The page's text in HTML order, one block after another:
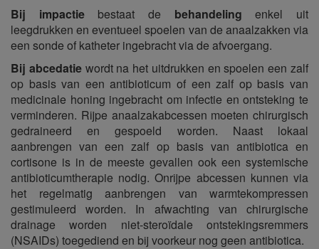
Bij impactiebestaat de behandeling enkel uit
leegdrukken en eventueel spoelen van de anaalzakken via
een sonde of katheter ingebracht via de afvoergang.
Bij abcedatiewordt na het uitdrukken en spoelen een zalf
op basis van een antibioticum of een zalf op basis van
medicinale honing ingebracht om infectie en ontsteking te
verminderen. Rijpe anaalzakabcessen moeten chirurgisch
gedraineerd en gespoeld worden. Naast lokaal
aanbrengen van een zalf op basis van antibiotica en
cortisone is in de meeste gevallen ook een systemische
antibioticumtherapie nodig. Onrijpe abcessen kunnen via
het regelmatig aanbrengen van warmtekompressen
gestimuleerd worden. In afwachting van chirurgische
drainage worden niet-steroïdale ontstekingsremmers
(NSAIDs) toegediend en bij voorkeur nog geen antibiotica.